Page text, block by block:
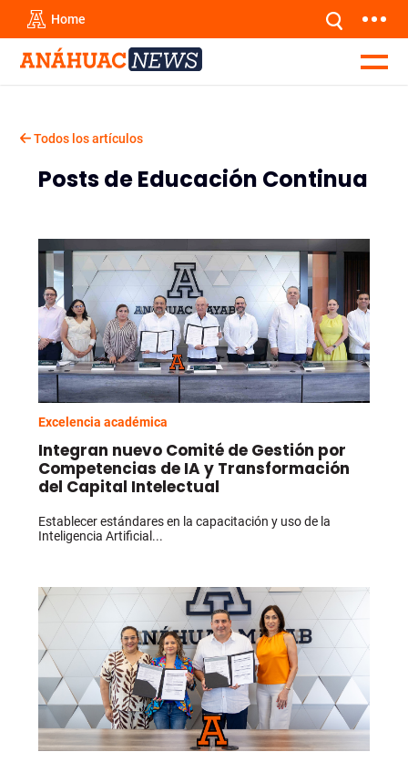
Home
Todos los artículos
Posts de Educación Continua
Excelencia académica
Integran nuevo Comité de Gestión por
Competencias de IA y Transformación
del Capital Intelectual
Establecer estándares en la capacitación y uso de la
Inteligencia Artificial...